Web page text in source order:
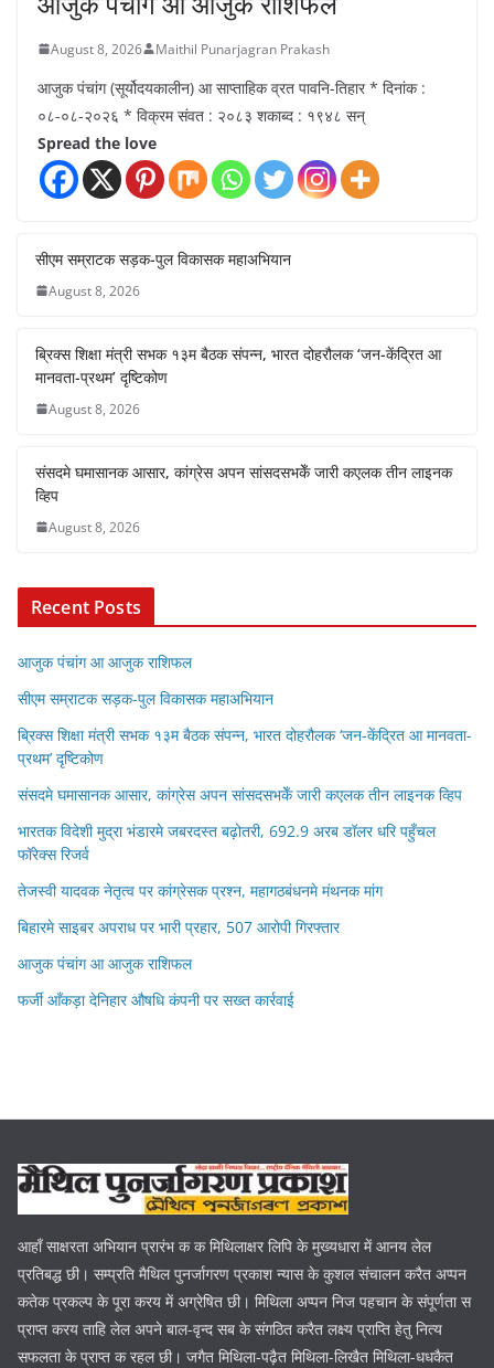
August 8, 2026 Maithil Punarjagran Prakash
आजुक पंचांग (सूर्योदयकालीन) आ साप्ताहिक व्रत पावनि-तिहार * दिनांक :
०८-०८-२०२६ * विक्रम संवत : २०८३ शकाब्द : १९४८ सन्
Spread the love
सीएम सम्राटक सड़क-पुल विकासक महाअभियान
August 8, 2026
ब्रिक्स शिक्षा मंत्री सभक १३म बैठक संपन्न, भारत दोहरौलक ‘जन-केंद्रित आ
मानवता-प्रथम’ दृष्टिकोण
August 8, 2026
संसदमे घमासानक आसार, कांग्रेस अपन सांसदसभकेँ जारी कएलक तीन लाइनक
व्हिप
August 8, 2026
Recent Posts
आजुक पंचांग आ आजुक राशिफल
सीएम सम्राटक सड़क-पुल विकासक महाअभियान
ब्रिक्स शिक्षा मंत्री सभक १३म बैठक संपन्न, भारत दोहरौलक ‘जन-केंद्रित आ मानवता-
प्रथम’ दृष्टिकोण
संसदमे घमासानक आसार, कांग्रेस अपन सांसदसभकेँ जारी कएलक तीन लाइनक व्हिप
भारतक विदेशी मुद्रा भंडारमे जबरदस्त बढ़ोतरी, 692.9 अरब डॉलर धरि पहुँचल
फॉरेक्स रिजर्व
तेजस्वी यादवक नेतृत्व पर कांग्रेसक प्रश्न, महागठबंधनमे मंथनक मांग
बिहारमे साइबर अपराध पर भारी प्रहार, 507 आरोपी गिरफ्तार
आजुक पंचांग आ आजुक राशिफल
फर्जी आँकड़ा देनिहार औषधि कंपनी पर सख्त कार्रवाई
आहाँ साक्षरता अभियान प्रारंभ क क मिथिलाक्षर लिपि के मुख्यधारा में आनय लेल
प्रतिबद्ध छी। सम्प्रति मैथिल पुनर्जागरण प्रकाश न्यास के कुशल संचालन करैत अप्पन
कतेक प्रकल्प के पूरा करय में अग्रेषित छी। मिथिला अप्पन निज पहचान के संपूर्णता स
प्राप्त करय ताहि लेल अपने बाल-वृन्द सब के संगठित करैत लक्ष्य प्राप्ति हेतु नित्य
सफलता के प्राप्त क रहल छी। जगैत मिथिला-पढ़ैत मिथिला-लिखैत मिथिला-धधकैत